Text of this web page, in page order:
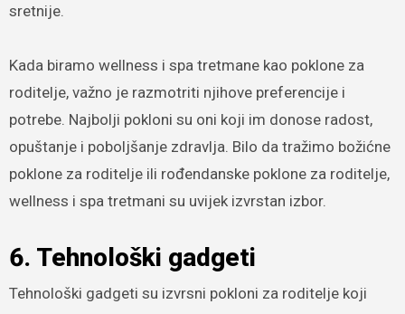
sretnije.
Kada biramo wellness i spa tretmane kao poklone za
roditelje, važno je razmotriti njihove preferencije i
potrebe. Najbolji pokloni su oni koji im donose radost,
opuštanje i poboljšanje zdravlja. Bilo da tražimo božićne
poklone za roditelje ili rođendanske poklone za roditelje,
wellness i spa tretmani su uvijek izvrstan izbor.
6. Tehnološki gadgeti
Tehnološki gadgeti su izvrsni pokloni za roditelje koji